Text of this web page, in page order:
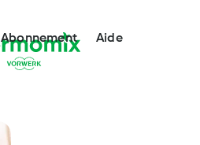
Abonnement Aide